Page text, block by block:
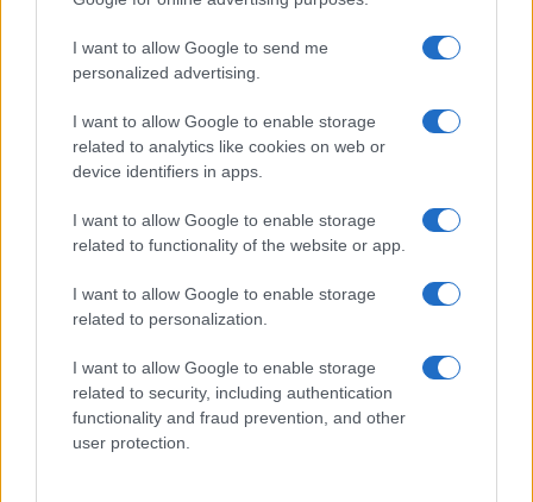
I want to allow Google to send me
personalized advertising.
I want to allow Google to enable storage
related to analytics like cookies on web or
device identifiers in apps.
I want to allow Google to enable storage
related to functionality of the website or app.
I want to allow Google to enable storage
related to personalization.
I want to allow Google to enable storage
related to security, including authentication
functionality and fraud prevention, and other
user protection.
Facebook
Cookie Policy
Syndication
Globalist
Globalscience
Globalsport
Culture
Salute
Megachip
GiULia
Prima Pagina
Giornale dello
Spettacolo
Wondernet
Giuliana Sgrena